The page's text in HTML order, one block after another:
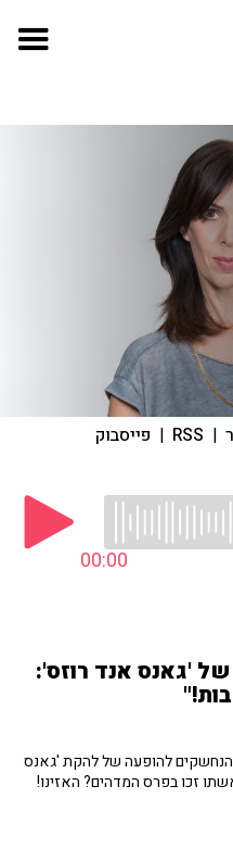
|
RSS
| פייסבוק
00:00
'גאנס אנד רוזס':
להופעה של להקת 'גאנס
זכו בפרס המדהים? האזינו!